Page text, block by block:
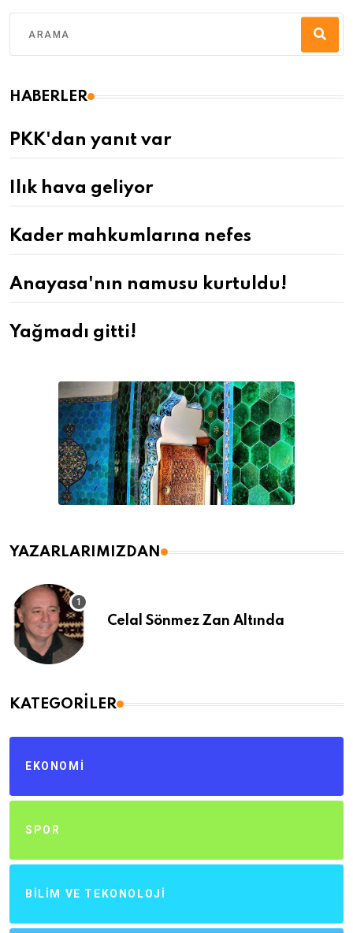
HABERLER
PKK'dan yanıt var
Ilık hava geliyor
Kader mahkumlarına nefes
Anayasa'nın namusu kurtuldu!
Yağmadı gitti!
YAZARLARIMIZDAN
Celal Sönmez Zan Altında
KATEGORILER
EKONOMI
SPOR
BILIM VE TEKONOLOJI